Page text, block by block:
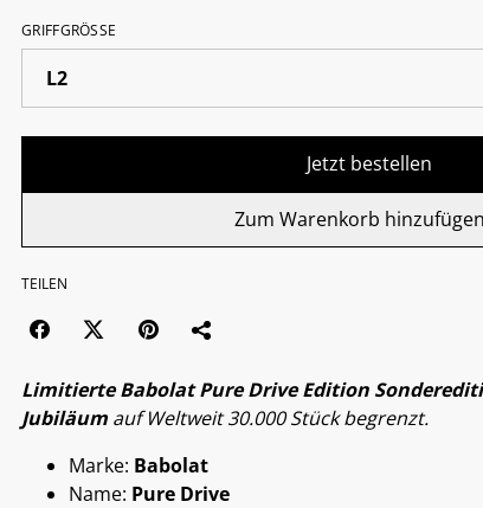
GRIFFGRÖSSE
Jetzt bestellen
Zum Warenkorb hinzufügen
TEILEN
Limitierte Babolat Pure Drive Edition
Jubiläum auf Weltweit 30.000 Stück begrenzt.
Marke: Babolat
Name: Pure Drive